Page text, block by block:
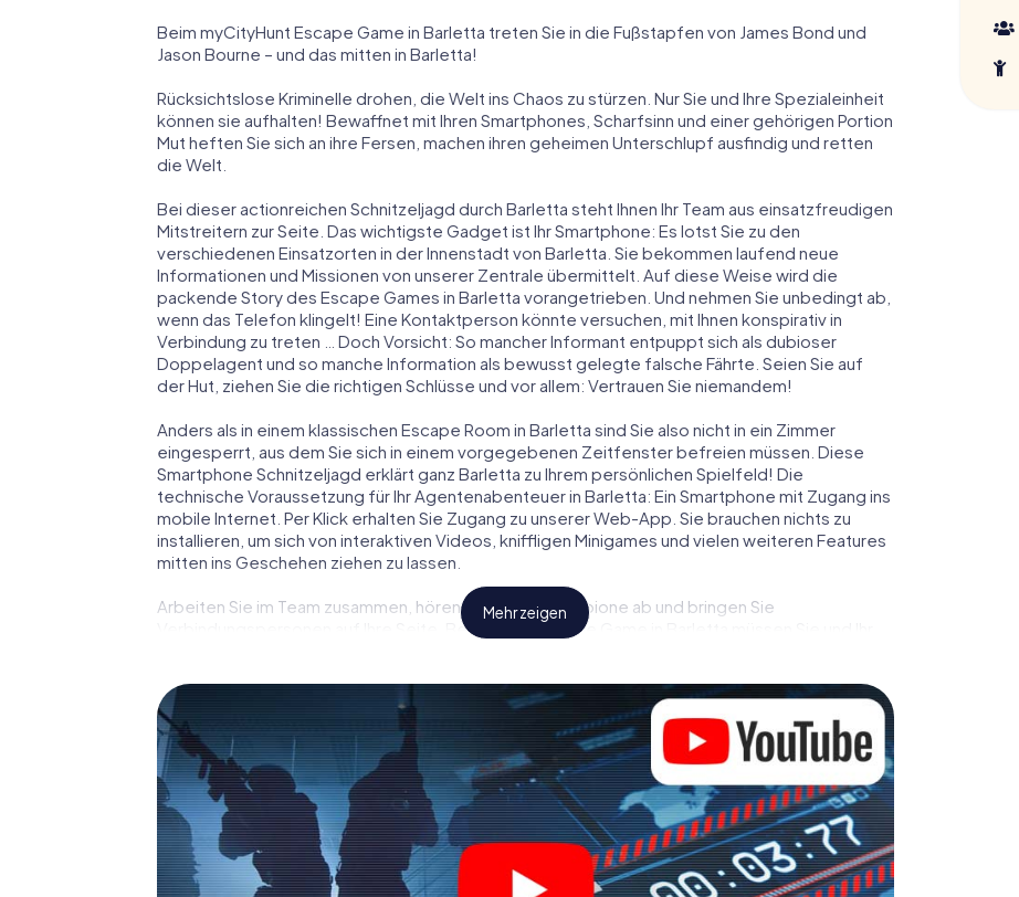
Beim myCityHunt Escape Game in Barletta treten Sie in die Fußstapfen von James Bond und
Jason Bourne – und das mitten in Barletta!
Rücksichtslose Kriminelle drohen, die Welt ins Chaos zu stürzen. Nur Sie und Ihre Spezialeinheit
können sie aufhalten! Bewaffnet mit Ihren Smartphones, Scharfsinn und einer gehörigen Portion
Mut heften Sie sich an ihre Fersen, machen ihren geheimen Unterschlupf ausfindig und retten
die Welt.
Bei dieser actionreichen Schnitzeljagd durch Barletta steht Ihnen Ihr Team aus einsatzfreudigen
Mitstreitern zur Seite. Das wichtigste Gadget ist Ihr Smartphone: Es lotst Sie zu den
verschiedenen Einsatzorten in der Innenstadt von Barletta. Sie bekommen laufend neue
Informationen und Missionen von unserer Zentrale übermittelt. Auf diese Weise wird die
packende Story des Escape Games in Barletta vorangetrieben. Und nehmen Sie unbedingt ab,
wenn das Telefon klingelt! Eine Kontaktperson könnte versuchen, mit Ihnen konspirativ in
Verbindung zu treten … Doch Vorsicht: So mancher Informant entpuppt sich als dubioser
Doppelagent und so manche Information als bewusst gelegte falsche Fährte. Seien Sie auf
der Hut, ziehen Sie die richtigen Schlüsse und vor allem: Vertrauen Sie niemandem!
Anders als in einem klassischen Escape Room in Barletta sind Sie also nicht in ein Zimmer
eingesperrt, aus dem Sie sich in einem vorgegebenen Zeitfenster befreien müssen. Diese
Smartphone Schnitzeljagd erklärt ganz Barletta zu Ihrem persönlichen Spielfeld! Die
technische Voraussetzung für Ihr Agentenabenteuer in Barletta: Ein Smartphone mit Zugang ins
mobile Internet. Per Klick erhalten Sie Zugang zu unserer Web-App. Sie brauchen nichts zu
installieren, um sich von interaktiven Videos, kniffligen Minigames und vielen weiteren Features
mitten ins Geschehen ziehen zu lassen.
Arbeiten Sie im Team zusammen, hören Sie feindliche Spione ab und bringen Sie
Verbindungspersonen auf Ihre Seite. Bei diesem Escape Game in Barletta müssen Sie und Ihr
Team im Highscore von Barletta und erhalten Zugang zu Ihrer ganz persönlichen Bildergalerie.
Das myCityHunt Escape Game macht Barletta zu Ihrem ganz persönlichen Erlebnisspielplatz.
Holen Sie sich Ihre Tickets in die Welt der Spionage und Geheimagenten und verwandeln Sie
Barletta in einen Outdoor Escape Room!
Mehr zeigen